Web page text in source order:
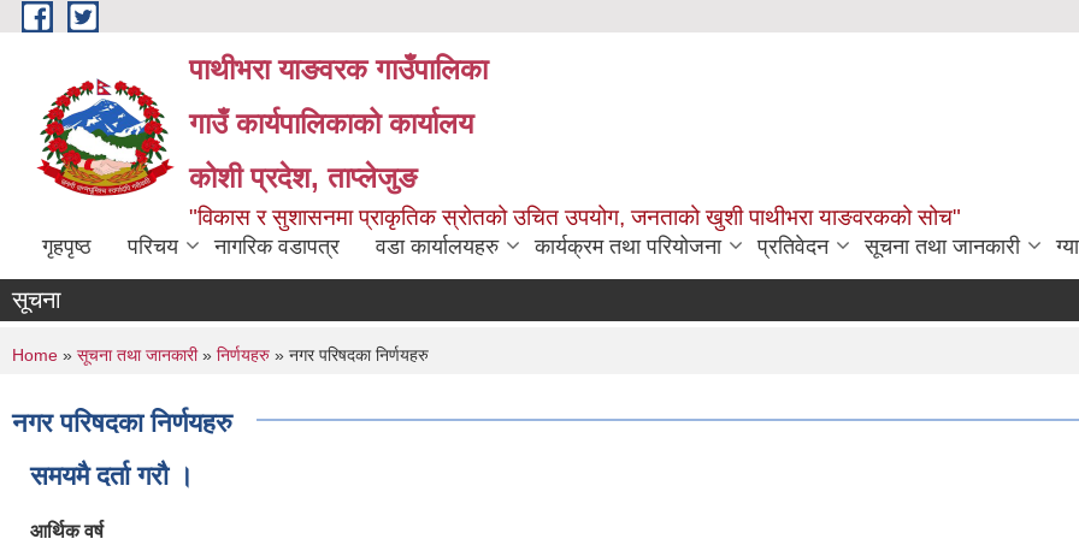
Skip to main content
पाथीभरा याङवरक गाउँपालिका
गाउँ कार्यपालिकाको कार्यालय
कोशी प्रदेश, ताप्लेजुङ
"विकास र सुशासनमा प्राकृतिक स्रोतको उचित उपयोग, जनताको खुशी पाथीभरा याङवरकको सोच"
गृहपृष्ठ परिचय नागरिक वडापत्र वडा कार्यालयहरु कार्यक्रम तथा परियोजना प्रतिवेदन सूचना तथा जानकारी
सूचना
You are here
Home » सूचना तथा जानकारी» निर्णयहरु » नगर परिषदका निर्णयहरु
नगर परिषदका निर्णयहरु
समयमै दर्ता गरौ ।
आर्थिक वर्ष